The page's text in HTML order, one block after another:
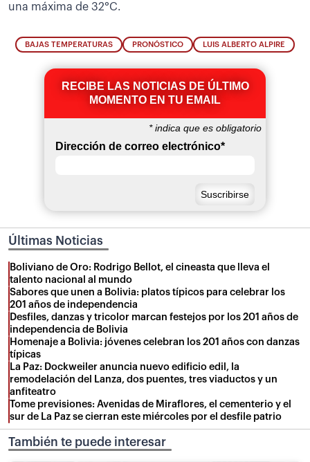
una máxima de 32°C.
BAJAS TEMPERATURAS PRONÓSTICO LUIS ALBERTO ALPIRE
RECIBE LAS NOTICIAS DE ÚLTIMO
MOMENTO EN TU EMAIL
*indica que es obligatorio
Dirección de correo electrónico*
Últimas Noticias
Boliviano de Oro: Rodrigo Bellot, el cineasta que lleva el
talento nacional al mundo
Sabores que unen a Bolivia: platos típicos para celebrar los
201 años de independencia
Desfiles, danzas y tricolor marcan festejos por los 201 años de
independencia de Bolivia
Homenaje a Bolivia: jóvenes celebran los 201 años con danzas
típicas
La Paz: Dockweiler anuncia nuevo edificio edil, la
remodelación del Lanza, dos puentes, tres viaductos y un
anfiteatro
Tome previsiones: Avenidas de Miraflores, el cementerio y el
sur de La Paz se cierran este miércoles por el desfile patrio
También te puede interesar